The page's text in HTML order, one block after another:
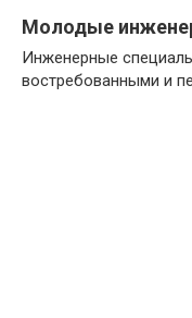
Молодые
Инженерные
востребованными и